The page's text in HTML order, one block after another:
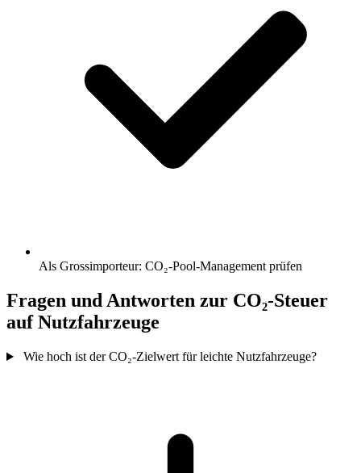
Als Grossimporteur: CO₂-Pool-Management prüfen
Fragen und Antworten zur CO₂-Steuer
auf Nutzfahrzeuge
Wie hoch ist der CO₂-Zielwert für leichte Nutzfahrzeuge?